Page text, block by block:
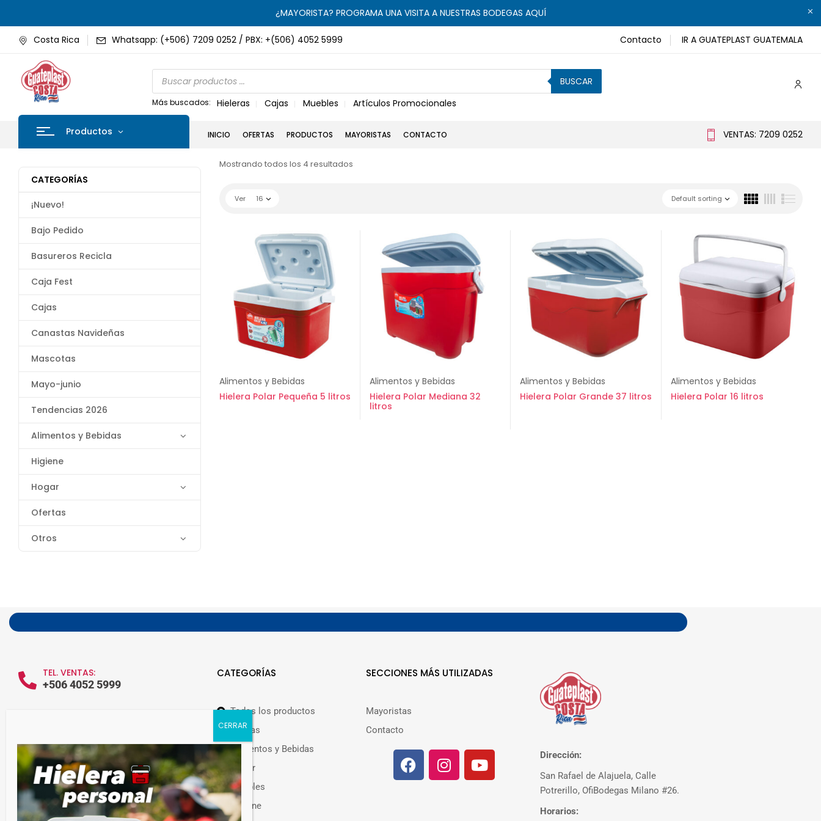
¿MAYORISTA? PROGRAMA UNA VISITA A NUESTRAS BODEGAS AQUÍ
Costa Rica Whatsapp: (+506) 7209 0252 / PBX: +(506) 4052 5999 Contacto IR A GUATEPLAST GUATEMALA
BUSCAR
Más buscados: Hieleras Cajas Muebles Artículos Promocionales
Productos INICIO OFERTAS PRODUCTOS MAYORISTAS CONTACTO VENTAS: 7209 0252
CATEGORÍAS
¡Nuevo!
Bajo Pedido
Basureros Recicla
Caja Fest
Cajas
Canastas Navideñas
Mascotas
Mayo-junio
Tendencias 2026
Alimentos y Bebidas
Higiene
Hogar
Ofertas
Otros
Mostrando todos los 4 resultados
Default sorting
Ver 16
Alimentos y Bebidas
Hielera Polar Pequeña 5 litros
Alimentos y Bebidas
Hielera Polar Mediana 32
litros
Alimentos y Bebidas
Hielera Polar Grande 37 litros
Alimentos y Bebidas
Hielera Polar 16 litros
TEL. VENTAS:
+506 4052 5999
Guateplast Costa Rica.
Fabricante y distribuidor de productos
CATEGORÍAS
Todos los productos
Ofertas
Alimentos y Bebidas
Hogar
Muebles
Higiene
SECCIONES MÁS UTILIZADAS
Mayoristas
Contacto
Dirección:
San Rafael de Alajuela, Calle
Potrerillo, OfiBodegas Milano #26.
Horarios: